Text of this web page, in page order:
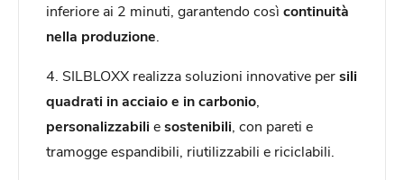
inferiore ai 2 minuti, garantendo così continuità
nella produzione.
4. SILBLOXX realizza soluzioni innovative persili
quadrati in acciaio e in carbonio,
personalizzabiliesostenibili, con pareti e
tramogge espandibili, riutilizzabili e riciclabili.